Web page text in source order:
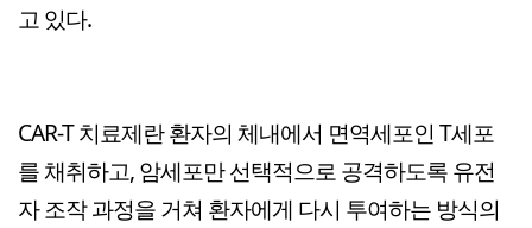
고 있다.
CAR-T 치료제란 환자의 체내에서 면역세포인 T세포
를 채취하고, 암세포만 선택적으로 공격하도록 유전
자 조작 과정을 거쳐 환자에게 다시 투여하는 방식의